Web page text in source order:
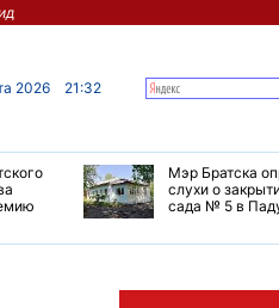
2026 21:32
Мэр Братска
слухи о
сада № 5 в